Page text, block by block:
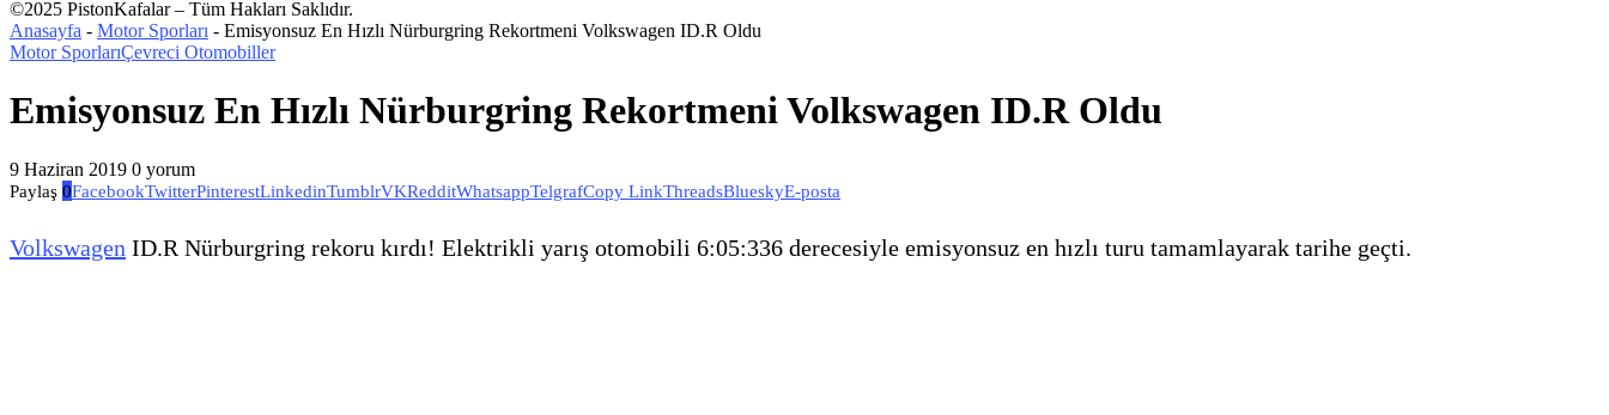
©2025 PistonKafalar – Tüm Hakları Saklıdır.
Anasayfa - Motor Sporları - Emisyonsuz En Hızlı Nürburgring Rekortmeni Volkswagen ID.R Oldu
Motor SporlarıÇevreci Otomobiller
Emisyonsuz En Hızlı Nürburgring Rekortmeni Volkswagen ID.R Oldu
9 Haziran 2019 0 yorum
Paylaş 0FacebookTwitterPinterestLinkedinTumblrVKRedditWhatsappTelgrafCopy LinkThreadsBlueskyE-posta
Volkswagen ID.R Nürburgring rekoru kırdı! Elektrikli yarış otomobili 6:05:336 derecesiyle emisyonsuz en hızlı turu tamamlayarak tarihe geçti.